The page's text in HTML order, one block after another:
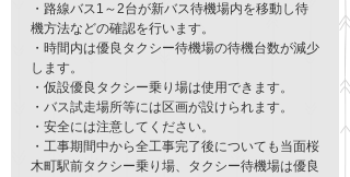
・路線バス1～2台が新バス待機場内を移動し待
機方法などの確認を行います。
・時間内は優良タクシー待機場の待機台数が減少
します。
・仮設優良タクシー乗り場は使用できます。
・バス試走場所等には区画が設けられます。
・安全には注意してください。
・工事期間中から全工事完了後についても当面桜
木町駅前タクシー乗り場、タクシー待機場は優良